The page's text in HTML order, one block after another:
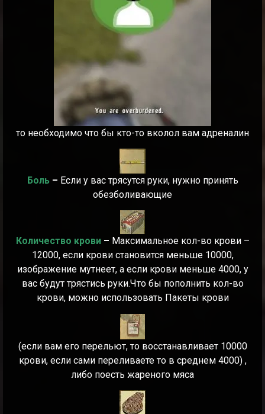
то необходимо что бы кто-то вколол вам адреналин
Боль– Если у вас трясутся руки, нужно принять
обезболивающие
Количество крови– Максимальное кол-во крови –
12000, если крови становится меньше 10000,
изображение мутнеет, а если крови меньше 4000, у
вас будут трястись руки.Что бы пополнить кол-во
крови, можно использовать Пакеты крови
(если вам его перельют, то восстанавливает 10000
крови, если сами переливаете то в среднем 4000) ,
либо поесть жареного мяса